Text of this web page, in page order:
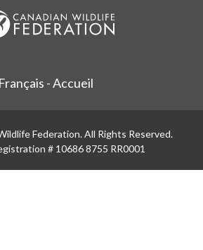
Français - Accueil
Federation. All Rights Reserved.
# 10686 8755 RR0001